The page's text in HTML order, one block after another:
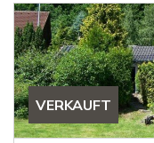
VERKAUFT